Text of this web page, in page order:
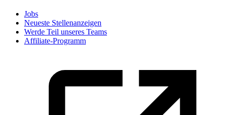
Jobs
Neueste Stellenanzeigen
Werde Teil unseres Teams
Affiliate-Programm